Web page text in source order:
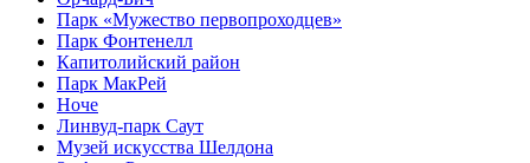
Парк «Мужество первопроходцев»
Парк Фонтенелл
Капитолийский район
Парк МакРей
Ноче
Линвуд-парк Саут
Музей искусства Шелдона